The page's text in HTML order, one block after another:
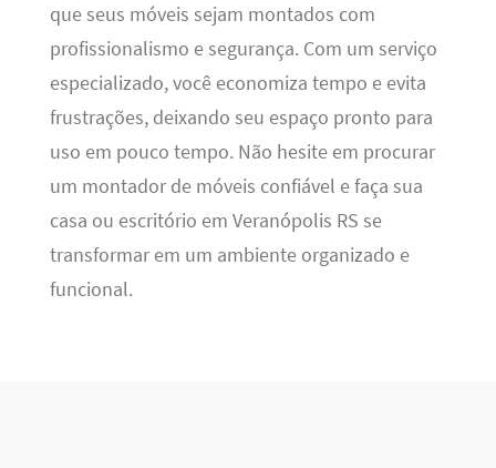
que seus móveis sejam montados com
profissionalismo e segurança. Com um serviço
especializado, você economiza tempo e evita
frustrações, deixando seu espaço pronto para
uso em pouco tempo. Não hesite em procurar
um montador de móveis confiável e faça sua
casa ou escritório em Veranópolis RS se
transformar em um ambiente organizado e
funcional.